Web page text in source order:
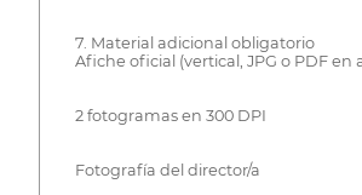
7. Material adicional obligatorio
Afiche oficial (vertical, JPG o PDF en
2 fotogramas en 300 DPI
Fotografía del director/a